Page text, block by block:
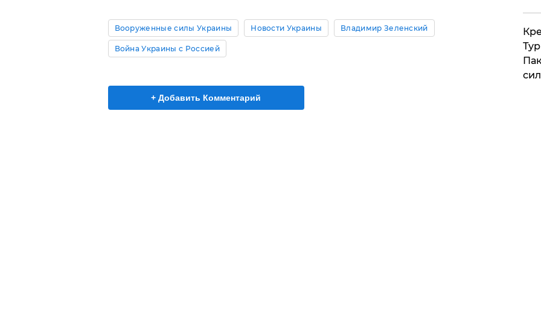
Вооруженные силы Украины Новости Украины Владимир Зеленский
Война Украины с Россией
+ Добавить Комментарий